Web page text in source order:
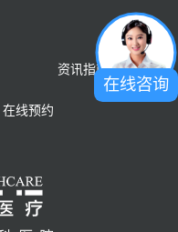
资讯指南
在线预约
在线咨询